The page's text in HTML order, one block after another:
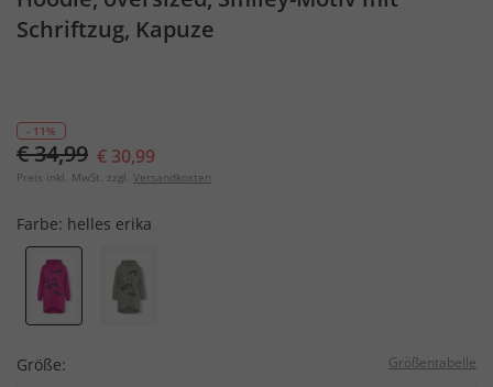
Schriftzug, Kapuze
- 11%
€ 34,99 € 30,99
Preis inkl. MwSt. zzgl. Versandkosten
Farbe: helles erika
Größe: Größentabelle